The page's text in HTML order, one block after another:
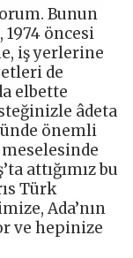
Bunun
1974 öncesi
iş yerlerine
de
elbette
âdeta
önemli
attığımız bu
Türk
Ada’nın
ve hepinize